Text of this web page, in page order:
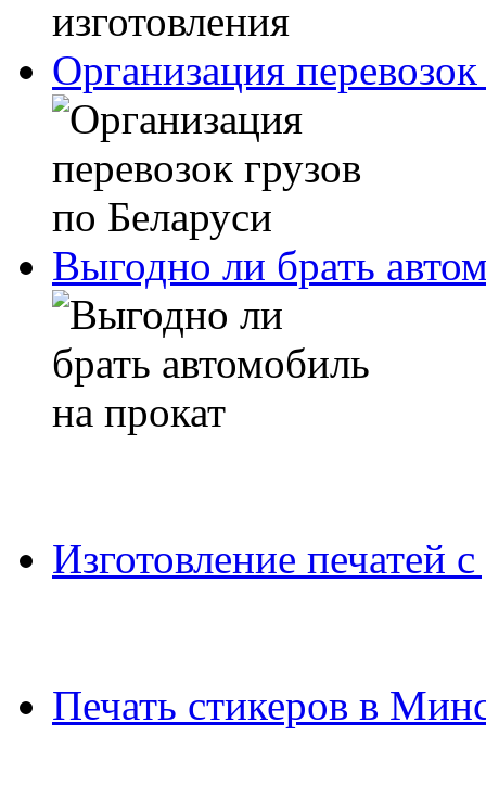
Организация
Выгодно ли брать
Изготовление печатей
Печать стикеров в